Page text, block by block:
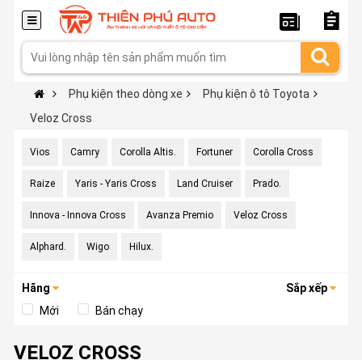
Phụ kiện theo dòng xe
Phụ kiện ô tô Toyota
Veloz Cross
Vios Camry Corolla Altis. Fortuner Corolla Cross
Raize Yaris - Yaris Cross Land Cruiser Prado.
Innova - Innova Cross Avanza Premio Veloz Cross
Alphard. Wigo Hilux.
Hãng
Sắp xếp
Mới
Bán chạy
VELOZ CROSS